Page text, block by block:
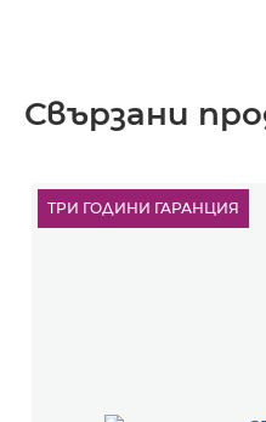
Свързани
ТРИ ГОДИНИ ГАРАНЦИЯ